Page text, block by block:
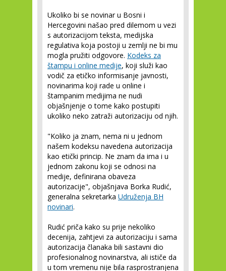
Ukoliko bi se novinar u Bosni i
Hercegovini našao pred dilemom u vezi
s autorizacijom teksta, medijska
regulativa koja postoji u zemlji ne bi mu
mogla pružiti odgovore. Kodeks za
štampu i online medije, koji služi kao
vodič za etičko informisanje javnosti,
novinarima koji rade u online i
štampanim medijima ne nudi
objašnjenje o tome kako postupiti
ukoliko neko zatraži autorizaciju od njih.
"Koliko ja znam, nema ni u jednom
našem kodeksu navedena autorizacija
kao etički princip. Ne znam da ima i u
jednom zakonu koji se odnosi na
medije, definirana obaveza
autorizacije", objašnjava Borka Rudić,
generalna sekretarka Udruženja BH
novinari.
Rudić priča kako su prije nekoliko
decenija, zahtjevi za autorizaciju i sama
autorizacija članaka bili sastavni dio
profesionalnog novinarstva, ali ističe da
u tom vremenu nije bila rasprostranjena